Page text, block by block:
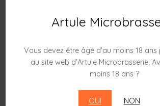
Artule
Vous devez être âgé d'au moins 18
au site web d'Artule Microbrasserie.
moins 18 ans ?
OUI NON
janvier 2024
novembre 2023